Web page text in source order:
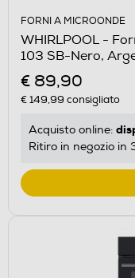
FORNI A MICROONDE
WHIRLPOOL -
103 SB-Nero,
€ 89,90
€ 149,99 consigliato
Acquisto online:
Ritiro in negozio in